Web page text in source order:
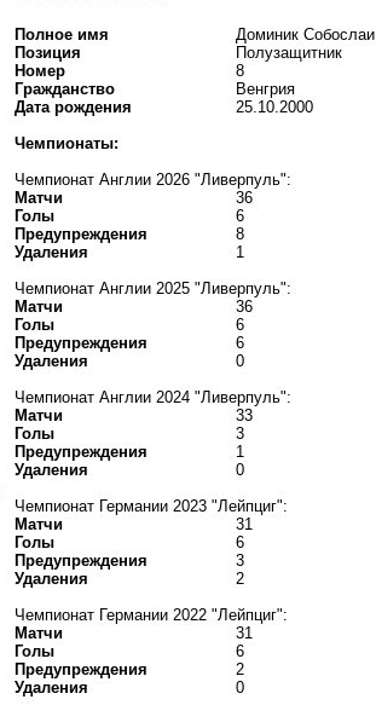
Полное имя
Доминик Собослаи
Позиция
Полузащитник
Номер
8
Гражданство
Венгрия
Дата рождения
25.10.2000
Чемпионаты:
Чемпионат Англии 2026 "Ливерпуль":
Матчи
36
Голы
6
Предупреждения
8
Удаления
1
Чемпионат Англии 2025 "Ливерпуль":
Матчи
36
Голы
6
Предупреждения
6
Удаления
0
Чемпионат Англии 2024 "Ливерпуль":
Матчи
33
Голы
3
Предупреждения
1
Удаления
0
Чемпионат Германии 2023 "Лейпциг":
Матчи
31
Голы
6
Предупреждения
3
Удаления
2
Чемпионат Германии 2022 "Лейпциг":
Матчи
31
Голы
6
Предупреждения
2
Удаления
0